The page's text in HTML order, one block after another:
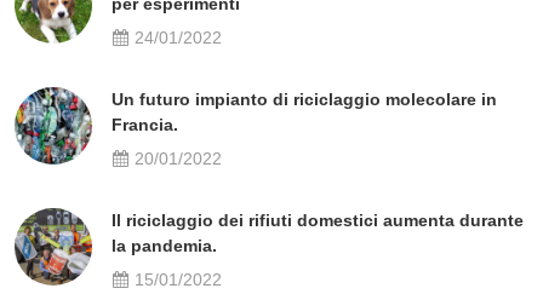
24/01/2022
Un futuro impianto di riciclaggio molecolare in
Francia.
20/01/2022
Il riciclaggio dei rifiuti domestici aumenta durante
la pandemia.
15/01/2022